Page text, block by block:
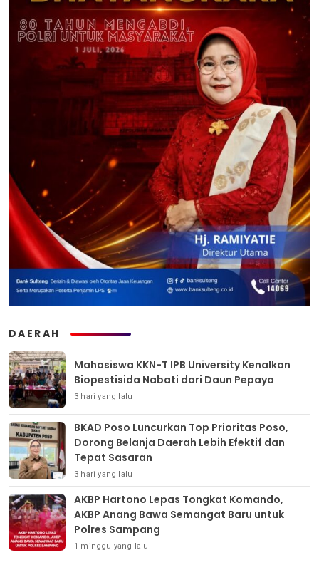
DAERAH
Mahasiswa KKN-T IPB University Kenalkan
Biopestisida Nabati dari Daun Pepaya
3 hari yang lalu
BKAD Poso Luncurkan Top Prioritas Poso,
Dorong Belanja Daerah Lebih Efektif dan
Tepat Sasaran
3 hari yang lalu
AKBP Hartono Lepas Tongkat Komando,
AKBP Anang Bawa Semangat Baru untuk
Polres Sampang
1 minggu yang lalu